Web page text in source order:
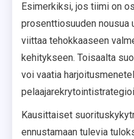
Esimerkiksi, jos tiimi on
prosenttiosuuden nousua
viittaa tehokkaaseen
kehitykseen. Toisaalta
voi vaatia
Kausittaiset
ennustamaan tulevia